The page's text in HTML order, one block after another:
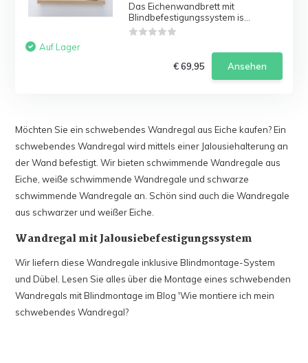
Das Eichenwandbrett mit
Blindbefestigungssystem is...
Auf Lager
€ 69,95
Ansehen
Möchten Sie ein schwebendes Wandregal aus Eiche kaufen? Ein
schwebendes Wandregal wird mittels einer Jalousiehalterung an
der Wand befestigt. Wir bieten schwimmende Wandregale aus
Eiche, weiße schwimmende Wandregale und schwarze
schwimmende Wandregale an. Schön sind auch die Wandregale
aus schwarzer und weißer Eiche.
Wandregal mit Jalousiebefestigungssystem
Wir liefern diese Wandregale inklusive Blindmontage-System
und Dübel. Lesen Sie alles über die Montage eines schwebenden
Wandregals mit Blindmontage im Blog 'Wie montiere ich mein
schwebendes Wandregal?